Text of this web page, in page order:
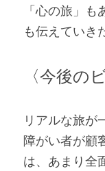
「心の旅」
も伝えていき
〈今後の
リアルな旅が
障がい者が顧
は、あまり全